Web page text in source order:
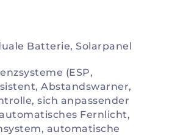
Batterie, Solarpanel
(ESP,
Abstandswarner,
sich anpassender
Fernlicht,
automatische